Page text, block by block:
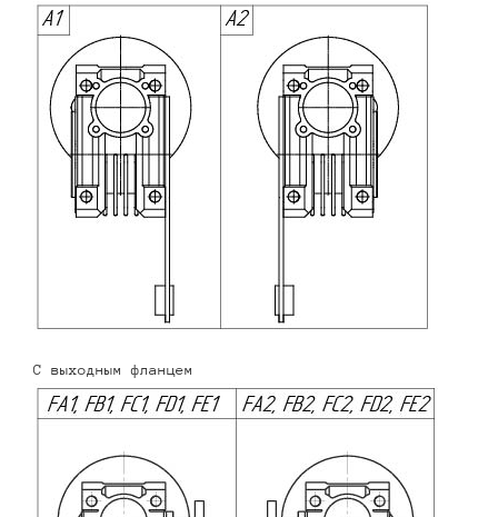
С выходным фланцем